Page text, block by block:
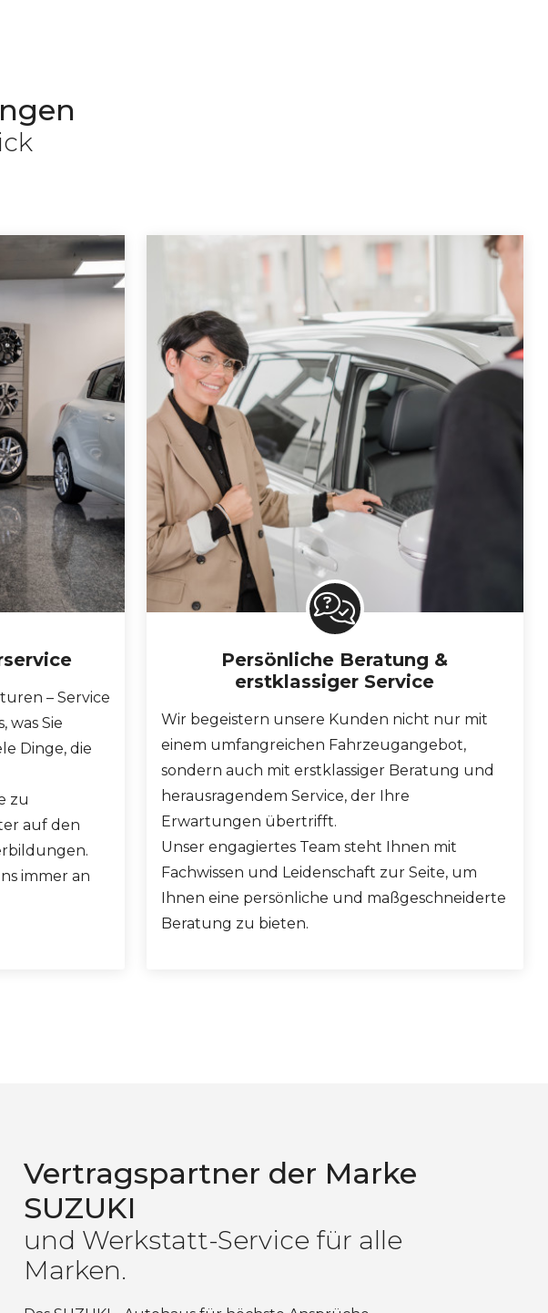
– Service
was Sie
Dinge, die
zu
auf den
immer an
Persönliche Beratung &
erstklassiger Service
Wir begeistern unsere Kunden nicht nur mit
einem umfangreichen Fahrzeugangebot,
sondern auch mit erstklassiger Beratung und
herausragendem Service, der Ihre
Erwartungen übertrifft.
Unser engagiertes Team steht Ihnen mit
Fachwissen und Leidenschaft zur Seite, um
Ihnen eine persönliche und maßgeschneiderte
Beratung zu bieten.
Vertragspartner der Marke
SUZUKI
und Werkstatt-Service für alle
Marken.